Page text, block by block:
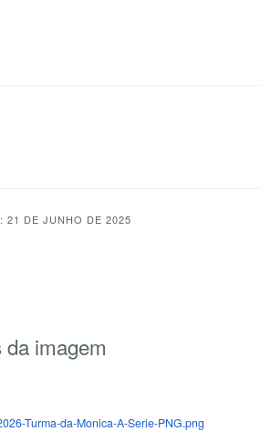
21 DE JUNHO DE 2025
da imagem
Turma-da-Monica-A-Serie-PNG.png